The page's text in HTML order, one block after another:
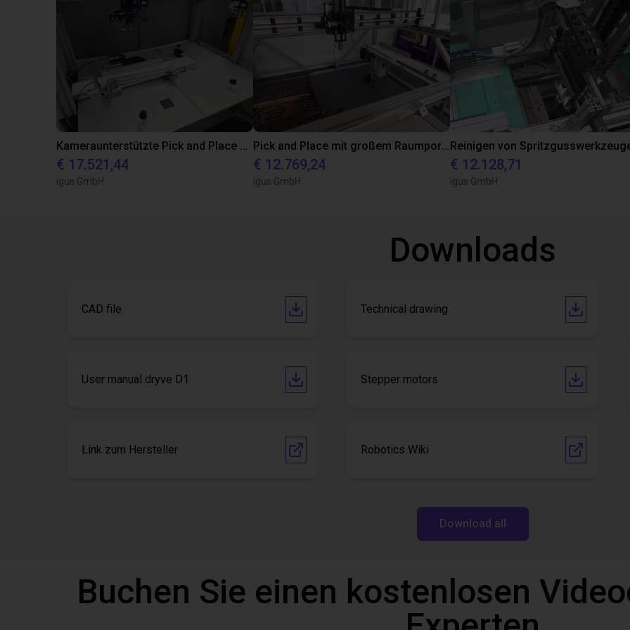
Kameraunterstützte Pick and Place Anwendung mit igus Raumportal
€ 17.521,44
igus GmbH
Pick and Place mit großem Raumportal
€ 12.769,24
igus GmbH
Reinigen von
€ 12.128,71
igus GmbH
Downloads
CAD file Technical drawing
User manual dryve D1 Stepper motors
Link zum Hersteller Robotics Wiki
Download all
Buchen Sie einen kostenlosen